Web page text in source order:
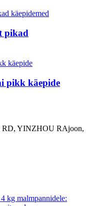
pikad
pikk käepide
YINZHOU RAjoon,